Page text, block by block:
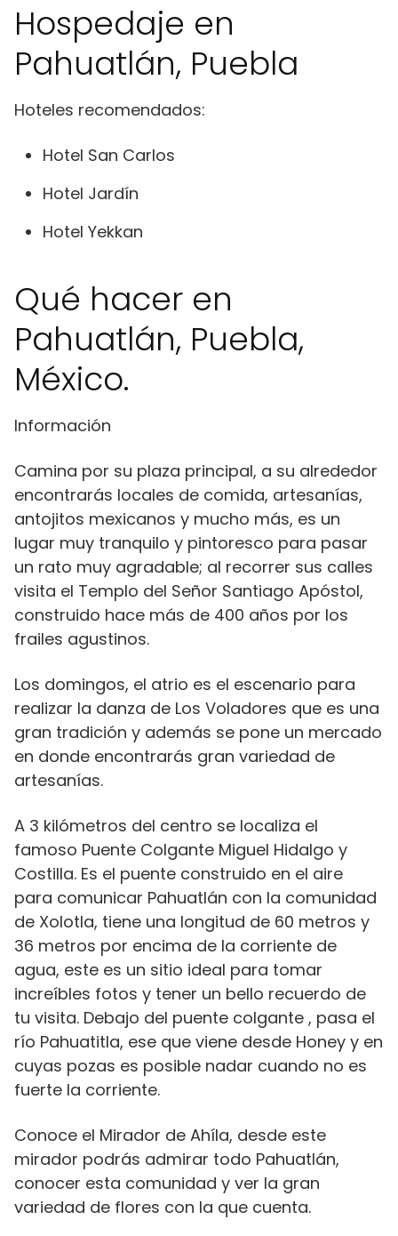
Hospedaje en
Pahuatlán, Puebla
Hoteles recomendados:
Hotel San Carlos
Hotel Jardín
Hotel Yekkan
Qué hacer en
Pahuatlán, Puebla,
México.
Información
Camina por su plaza principal, a su alrededor
encontrarás locales de comida, artesanías,
antojitos mexicanos y mucho más, es un
lugar muy tranquilo y pintoresco para pasar
un rato muy agradable; al recorrer sus calles
visita el Templo del Señor Santiago Apóstol,
construido hace más de 400 años por los
frailes agustinos.
Los domingos, el atrio es el escenario para
realizar la danza de Los Voladores que es una
gran tradición y además se pone un mercado
en donde encontrarás gran variedad de
artesanías.
A 3 kilómetros del centro se localiza el
famoso Puente Colgante Miguel Hidalgo y
Costilla. Es el puente construido en el aire
para comunicar Pahuatlán con la comunidad
de Xolotla, tiene una longitud de 60 metros y
36 metros por encima de la corriente de
agua, este es un sitio ideal para tomar
increíbles fotos y tener un bello recuerdo de
tu visita. Debajo del puente colgante , pasa el
río Pahuatitla, ese que viene desde Honey y en
cuyas pozas es posible nadar cuando no es
fuerte la corriente.
Conoce el Mirador de Ahíla, desde este
mirador podrás admirar todo Pahuatlán,
conocer esta comunidad y ver la gran
variedad de flores con la que cuenta.